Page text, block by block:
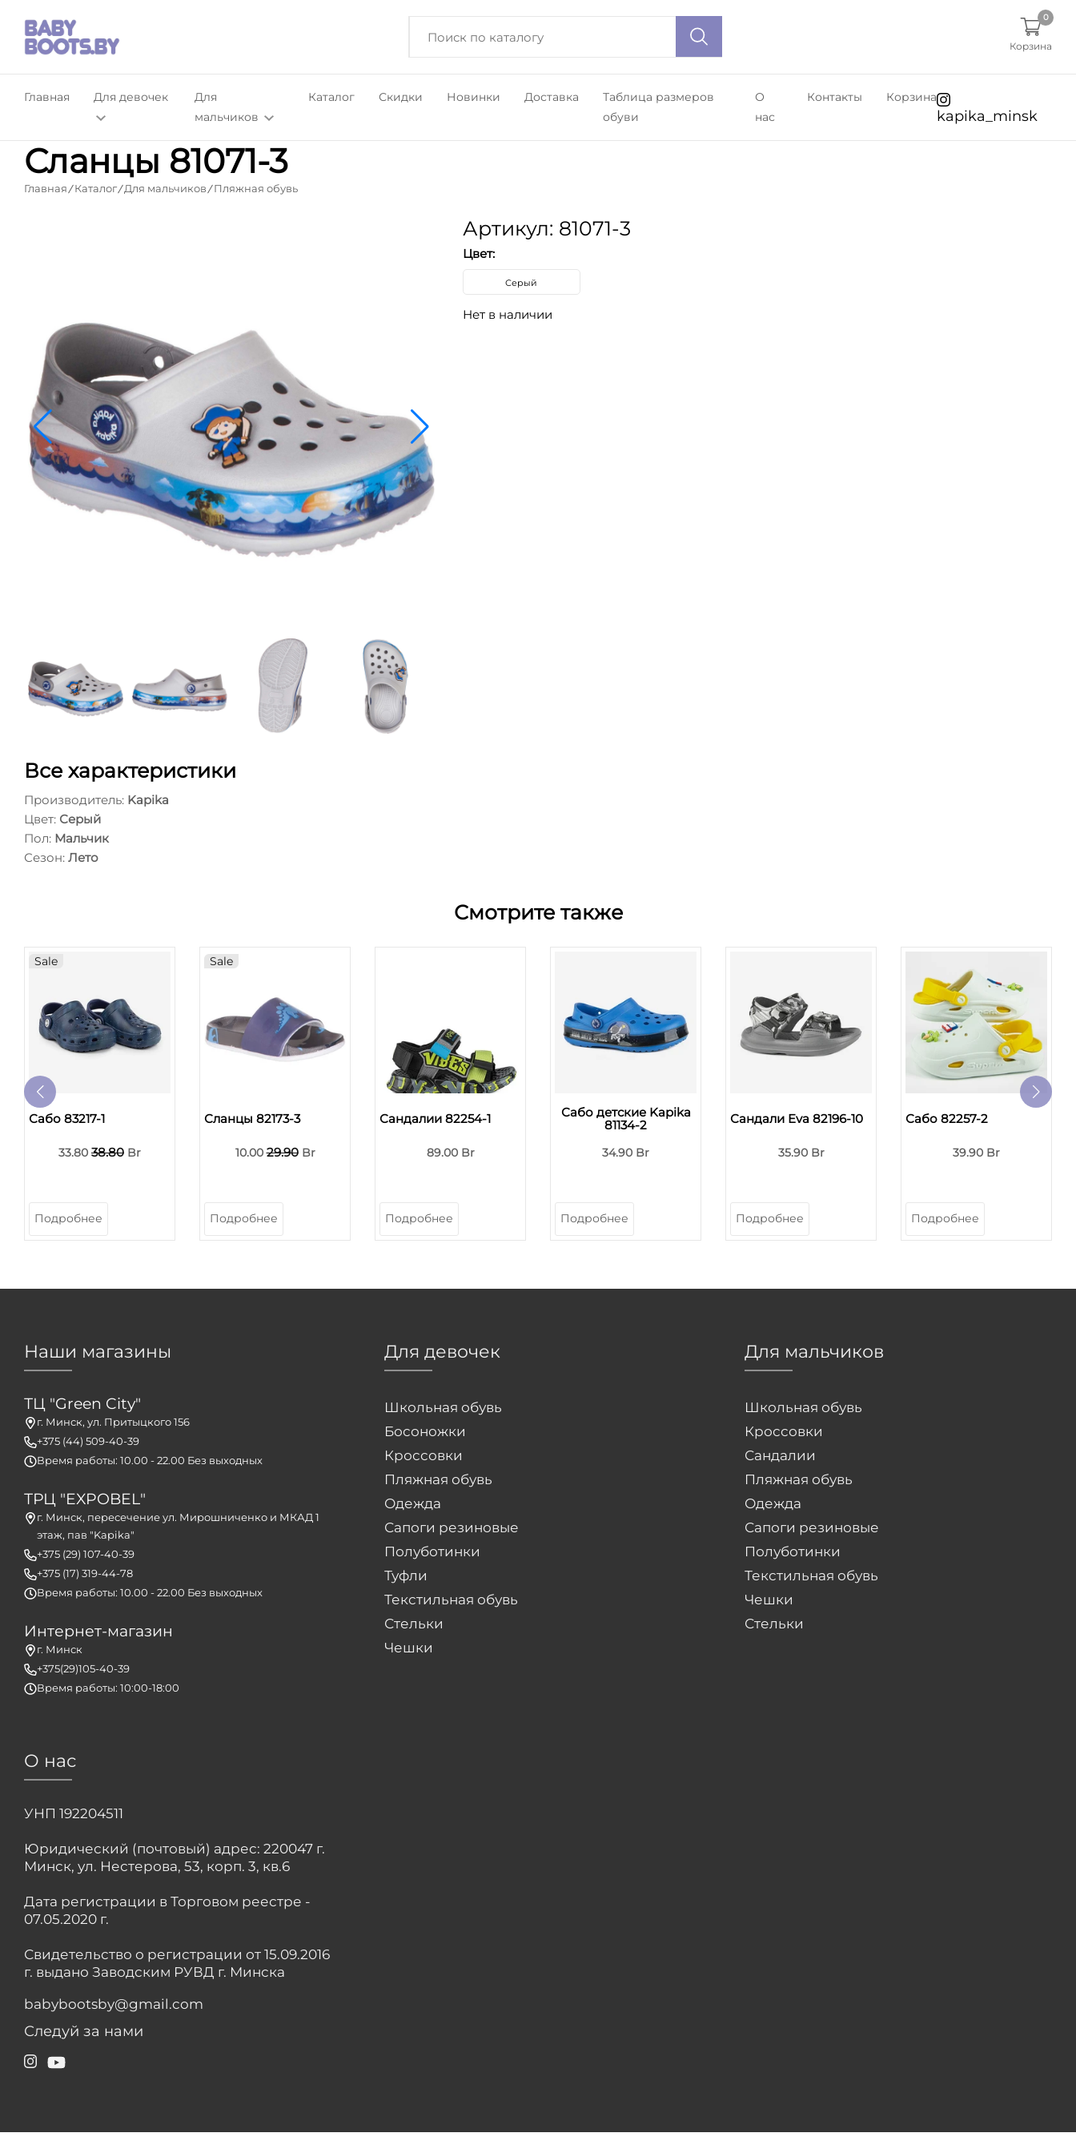
Корзина
0
Главная Для девочек
Для
мальчиков
Каталог Скидки Новинки Доставка
Таблица размеров
обуви
О
нас
Контакты Корзина
kapika_minsk
Сланцы 81071-3
Главная Каталог Для мальчиков Пляжная обувь
Артикул: 81071-3
Цвет:
Серый
Нет в наличии
Все характеристики
Производитель: Kapika
Цвет: Серый
Пол: Мальчик
Сезон: Лето
Смотрите также
Sale
Сабо 83217-1
33.80 38.80 Br
Подробнее
Sale
Сланцы 82173-3
10.0029.90Br
Подробнее
Сандалии 82254-1
89.00 Br
Подробнее
Сабо детские Kapika
81134-2
34.90 Br
Подробнее
Сандали Eva 82196-10
35.90 Br
Подробнее
Сабо 82257-2
39.90 Br
Подробнее
Наши магазины
ТЦ "Green City"
г. Минск, ул. Притыцкого 156
+375 (44) 509-40-39
Время работы: 10.00 - 22.00 Без выходных
ТРЦ "EXPOBEL"
г. Минск, пересечение ул. Мирошниченко и МКАД 1
этаж, пав "Kapika"
+375 (29) 107-40-39
+375 (17) 319-44-78
Время работы: 10.00 - 22.00 Без выходных
Интернет-магазин
г. Минск
+375(29)105-40-39
Время работы: 10:00-18:00
Для девочек
Школьная обувь
Босоножки
Кроссовки
Пляжная обувь
Одежда
Сапоги резиновые
Полуботинки
Туфли
Текстильная обувь
Стельки
Чешки
Для мальчиков
Школьная обувь
Кроссовки
Сандалии
Пляжная обувь
Одежда
Сапоги резиновые
Полуботинки
Текстильная обувь
Чешки
Стельки
О нас
УНП 192204511
Юридический (почтовый) адрес: 220047 г.
Минск, ул. Нестерова, 53, корп. 3, кв.6
Дата регистрации в Торговом реестре -
07.05.2020 г.
Свидетельство о регистрации от 15.09.2016
г. выдано Заводским РУВД г. Минска
babybootsby@gmail.com
Следуй за нами
Instagram
YouTube